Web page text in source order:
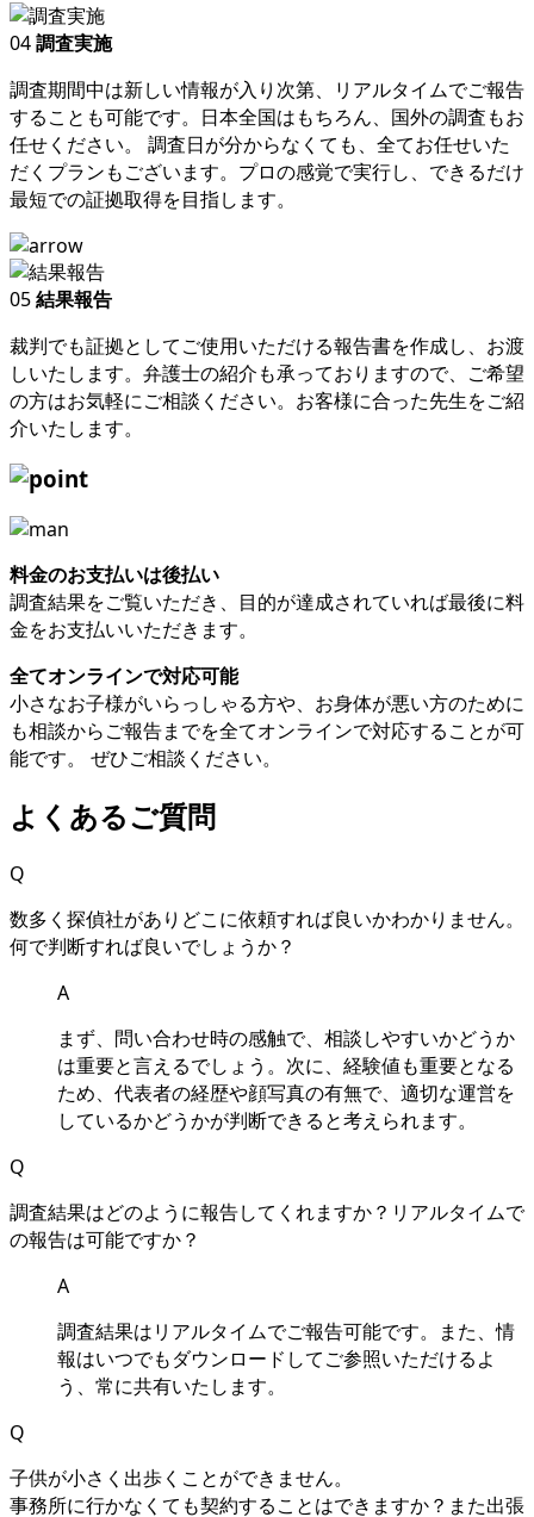
04調査実施
調査期間中は新しい情報が入り次第、リアルタイムでご報告
することも可能です。日本全国はもちろん、国外の調査もお
任せください。 調査日が分からなくても、全てお任せいた
だくプランもございます。プロの感覚で実行し、できるだけ
最短での証拠取得を目指します。
05結果報告
裁判でも証拠としてご使用いただける報告書を作成し、お渡
しいたします。弁護士の紹介も承っておりますので、ご希望
の方はお気軽にご相談ください。お客様に合った先生をご紹
介いたします。
料金のお支払いは後払い
調査結果をご覧いただき、目的が達成されていれば最後に料
金をお支払いいただきます。
全てオンラインで対応可能
小さなお子様がいらっしゃる方や、お身体が悪い方のために
も相談からご報告までを全てオンラインで対応することが可
能です。 ぜひご相談ください。
よくあるご質問
Q
数多く探偵社がありどこに依頼すれば良いかわかりません。
何で判断すれば良いでしょうか？
A
まず、問い合わせ時の感触で、相談しやすいかどうか
は重要と言えるでしょう。次に、経験値も重要となる
ため、代表者の経歴や顔写真の有無で、適切な運営を
しているかどうかが判断できると考えられます。
Q
調査結果はどのように報告してくれますか？リアルタイムで
の報告は可能ですか？
A
調査結果はリアルタイムでご報告可能です。また、情
報はいつでもダウンロードしてご参照いただけるよ
う、常に共有いたします。
Q
⼦供が⼩さく出歩くことができません。
事務所に⾏かなくても契約することはできますか？また出張